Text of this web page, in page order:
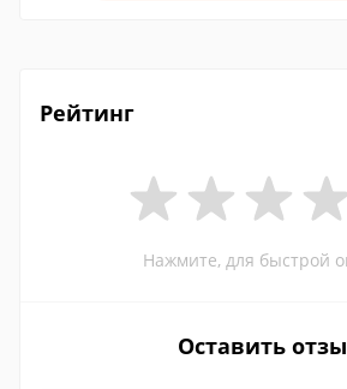
Рейтинг
Нажмите, для быстрой
Оставить